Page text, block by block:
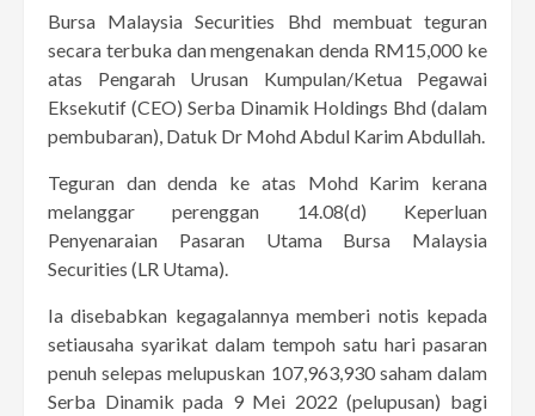
Bursa Malaysia Securities Bhd membuat teguran
secara terbuka dan mengenakan denda RM15,000 ke
atas Pengarah Urusan Kumpulan/Ketua Pegawai
Eksekutif (CEO) Serba Dinamik Holdings Bhd (dalam
pembubaran), Datuk Dr Mohd Abdul Karim Abdullah.
Teguran dan denda ke atas Mohd Karim kerana
melanggar perenggan 14.08(d) Keperluan
Penyenaraian Pasaran Utama Bursa Malaysia
Securities (LR Utama).
Ia disebabkan kegagalannya memberi notis kepada
setiausaha syarikat dalam tempoh satu hari pasaran
penuh selepas melupuskan 107,963,930 saham dalam
Serba Dinamik pada 9 Mei 2022 (pelupusan) bagi